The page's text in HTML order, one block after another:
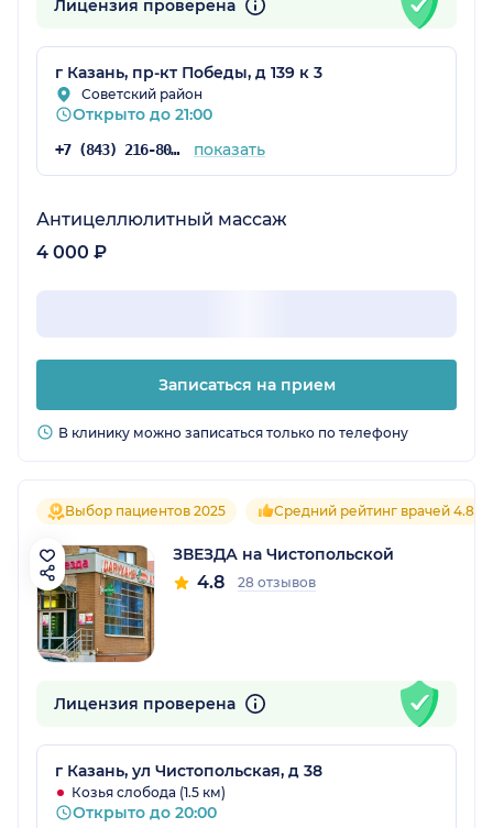
Лицензия проверена
г Казань, пр-кт Победы, д 139 к 3
Советский район
Открыто до 21:00
+7 (843) 216-80-19 показать
Антицеллюлитный массаж
4 000 ₽
Записаться на прием
В клинику можно записаться только по телефону
Выбор пациентов 2025 Средний рейтинг врачей 4.8
ЗВЕЗДА на Чистопольской
4.8 28 отзывов
Лицензия проверена
г Казань, ул Чистопольская, д 38
Козья слобода (1.5 км)
Открыто до 20:00